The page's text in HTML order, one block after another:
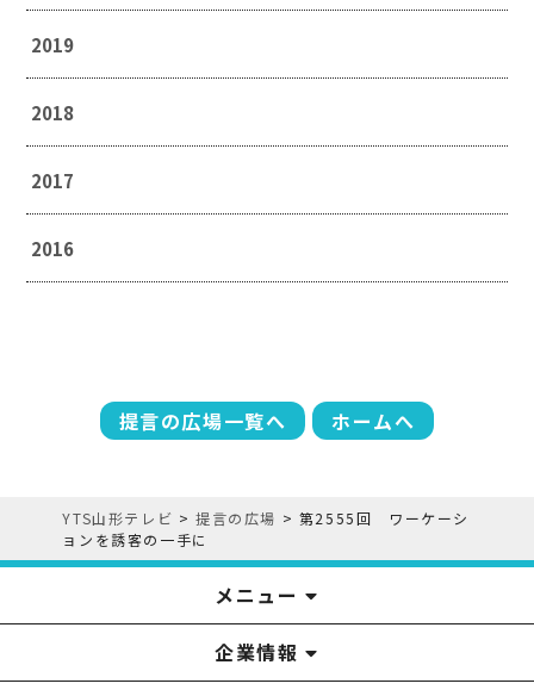
2019
2018
2017
2016
提言の広場一覧へ ホームへ
YTS山形テレビ >提言の広場 > 第2555回 ワーケーシ
ョンを誘客の一手に
メニュー
YTSニュース
番組
アナウンサー
プレゼント
イベント
みるるん星人
YTS見学ツアー
番組表
お問い合わせ
企業情報